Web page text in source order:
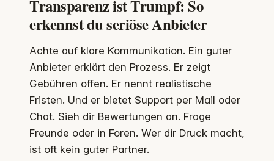
Transparenz ist Trumpf: So
erkennst du seriöse Anbieter
Achte auf klare Kommunikation. Ein guter
Anbieter erklärt den Prozess. Er zeigt
Gebühren offen. Er nennt realistische
Fristen. Und er bietet Support per Mail oder
Chat. Sieh dir Bewertungen an. Frage
Freunde oder in Foren. Wer dir Druck macht,
ist oft kein guter Partner.